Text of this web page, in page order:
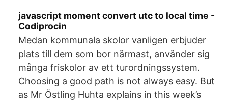
javascript moment convert utc to local time -
Codiprocin
Medan kommunala skolor vanligen erbjuder
plats till dem som bor närmast, använder sig
många friskolor av ett turordningssystem.
Choosing a good path is not always easy. But
as Mr Östling Huhta explains in this week’s